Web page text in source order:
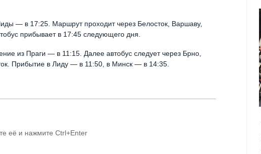
— в 17:25. Маршрут проходит через Белосток, Варшаву,
прибывает в 17:45 следующего дня.
из Праги — в 11:15. Далее автобус следует через Брно,
Прибытие в Лиду — в 11:50, в Минск — в 14:35.
её и нажмите Ctrl+Enter